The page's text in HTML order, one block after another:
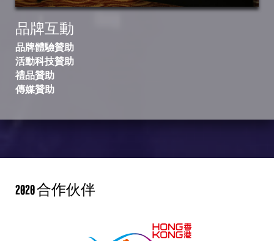
品牌互動
品牌體驗贊助
活動科技贊助
禮品贊助
傳媒贊助
2020 合作伙伴